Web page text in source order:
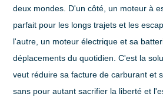
deux mondes. D'un côté, un moteur à
parfait pour les longs trajets et les
l'autre, un moteur électrique et sa
déplacements du quotidien. C'est la
veut réduire sa facture de carburant et
sans pour autant sacrifier la liberté et